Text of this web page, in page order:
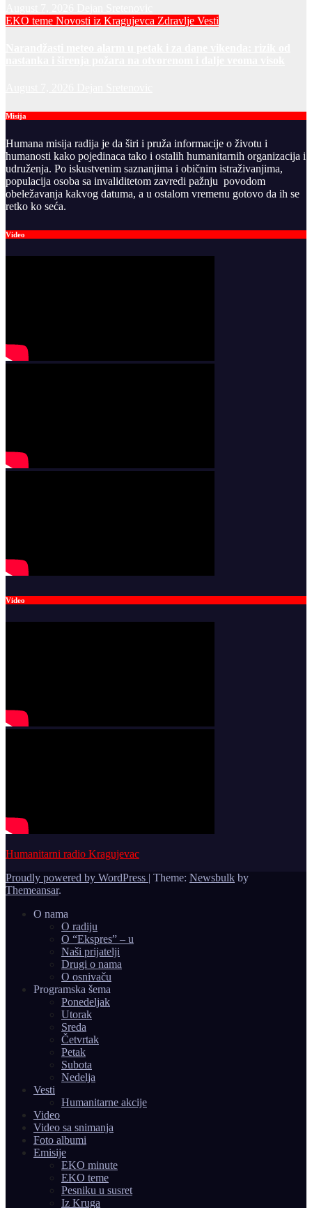
EKO teme Novosti iz Kragujevca Zdravlje Vesti
Misija
Humana misija radija je da širi i pruža informacije o životu i
humanosti kako pojedinaca tako i ostalih humanitarnih organizacija i
udruženja. Po iskustvenim saznanjima i običnim istraživanjima,
populacija osoba sa invaliditetom zavredi pažnju povodom
obeležavanja kakvog datuma, a u ostalom vremenu gotovo da ih se
retko ko seća.
Video
Video
Humanitarni radio Kragujevac
Proudly powered by WordPress | Theme: Newsbulk by
Themeansar.
O nama
O radiju
O “Ekspres” – u
Naši prijatelji
Drugi o nama
O osnivaču
Programska šema
Ponedeljak
Utorak
Sreda
Četvrtak
Petak
Subota
Nedelja
Vesti
Humanitarne akcije
Video
Video sa snimanja
Foto albumi
Emisije
EKO minute
EKO teme
Pesniku u susret
Iz Kruga